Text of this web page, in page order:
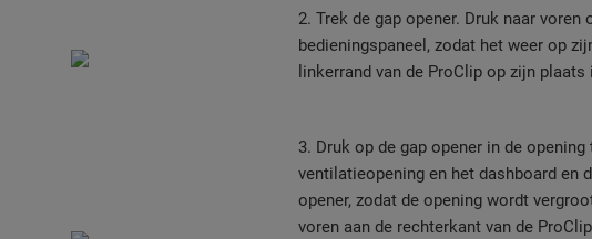
2. Trek de gap opener. Druk naar
bedieningspaneel, zodat het weer op
linkerrand van de ProClip op zijn plaats
3. Druk op de gap opener in de
ventilatieopening en het dashboard en
opener, zodat de opening wordt
voren aan de rechterkant van de